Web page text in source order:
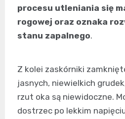
procesu utleniania się
rogowej oraz oznaka
stanu zapalnego.
Z kolei zaskórniki
jasnych, niewielkich
rzut oka są niewidoczne.
dostrzec po lekkim